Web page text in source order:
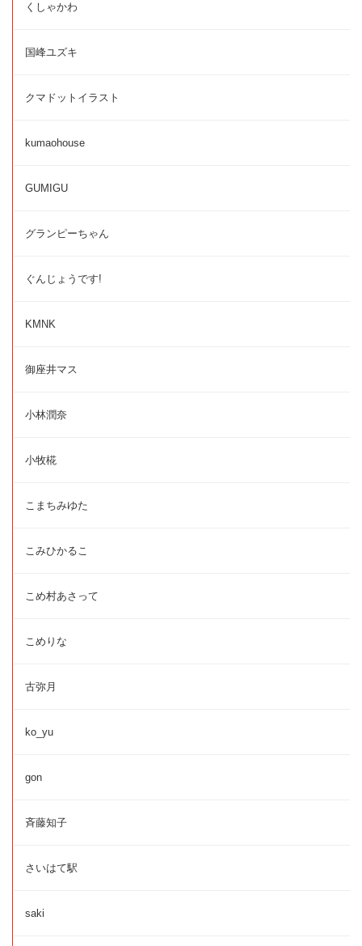
くしゃかわ
国峰ユズキ
クマドットイラスト
kumaohouse
GUMIGU
グランピーちゃん
ぐんじょうです!
KMNK
御座井マス
小林潤奈
小牧椛
こまちみゆた
こみひかるこ
こめ村あさって
こめりな
古弥月
ko_yu
gon
斉藤知子
さいはて駅
saki